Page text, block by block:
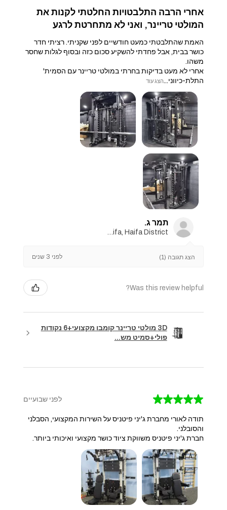
אחרי הרבה התלבטויות החלטתי לקנות את
המולטי טריינר, ואני לא מתחרטת לרגע
האמת שהתלבטתי כמעט חודשיים לפני שקניתי. רציתי חדר
כושר בבית, אבל פחדתי להשקיע סכום כזה ובסוף לגלות שחסר
משהו.
אחרי לא מעט בדיקות בחרתי במולטי טריינר עם הסמית'
התלת-כיווני...הצג עוד
תמר ג.
Haifa, Haifa District
הצג תגובה (1) לפני 3 שנים
Was this review helpful?
3D מולטי טריינר קומבו מקצועי+6 נקודות
פולי+סמיט מש...
★
★
★
★
★ לפני שבועיים
תודה לאורי מחברת ג'יני פיטניס על השירות המקצועי, הסבלני
והסובלני.
חברת ג'יני פיטניס משווקת ציוד כושר מקצועי ואיכותי ביותר.